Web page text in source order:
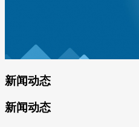
新闻动态
新闻动态